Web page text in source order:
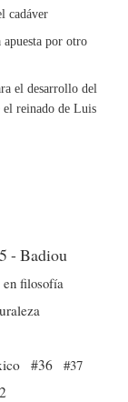
cadáver
apuesta por otro
el desarrollo del
reinado de Luis
- Badiou
en filosofía
#36 #37